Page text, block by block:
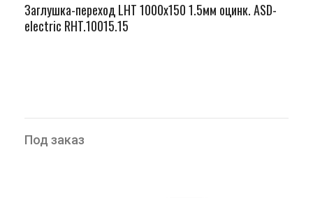
Заглушка-переход LHT 1000х150 1.5мм оцинк. ASD-
electric RHT.10015.15
Под заказ